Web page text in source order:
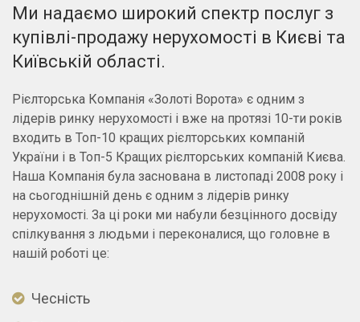
Ми надаємо широкий спектр послуг з
купівлі-продажу нерухомості в Києві та
Київській області.
Рієлторська Компанія «Золоті Ворота» є одним з
лідерів ринку нерухомості і вже на протязі 10-ти років
входить в Топ-10 кращих рієлторських компаній
України і в Топ-5 Кращих рієлторських компаній Києва.
Наша Компанія була заснована в листопаді 2008 року і
на сьогоднішній день є одним з лідерів ринку
нерухомості. За ці роки ми набули безцінного досвіду
спілкування з людьми і переконалися, що головне в
нашій роботі це:
Чесність